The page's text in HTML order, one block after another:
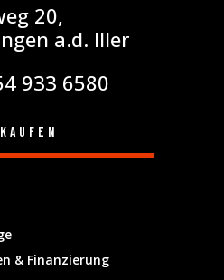
20,
a.d. Iller
933 6580
& Finanzierung